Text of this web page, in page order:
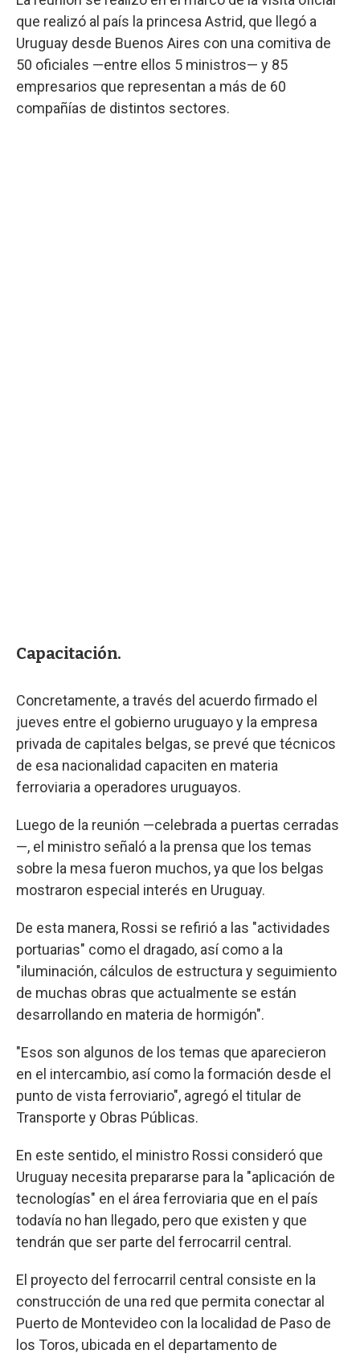
que realizó al país la princesa Astrid, que llegó a
Uruguay desde Buenos Aires con una comitiva de
50 oficiales —entre ellos 5 ministros— y 85
empresarios que representan a más de 60
compañías de distintos sectores.
Capacitación.
Concretamente, a través del acuerdo firmado el
jueves entre el gobierno uruguayo y la empresa
privada de capitales belgas, se prevé que técnicos
de esa nacionalidad capaciten en materia
ferroviaria a operadores uruguayos.
Luego de la reunión —celebrada a puertas cerradas
—, el ministro señaló a la prensa que los temas
sobre la mesa fueron muchos, ya que los belgas
mostraron especial interés en Uruguay.
De esta manera, Rossi se refirió a las "actividades
portuarias" como el dragado, así como a la
"iluminación, cálculos de estructura y seguimiento
de muchas obras que actualmente se están
desarrollando en materia de hormigón".
"Esos son algunos de los temas que aparecieron
en el intercambio, así como la formación desde el
punto de vista ferroviario", agregó el titular de
Transporte y Obras Públicas.
En este sentido, el ministro Rossi consideró que
Uruguay necesita prepararse para la "aplicación de
tecnologías" en el área ferroviaria que en el país
todavía no han llegado, pero que existen y que
tendrán que ser parte del ferrocarril central.
El proyecto del ferrocarril central consiste en la
construcción de una red que permita conectar al
Puerto de Montevideo con la localidad de Paso de
los Toros, ubicada en el departamento de